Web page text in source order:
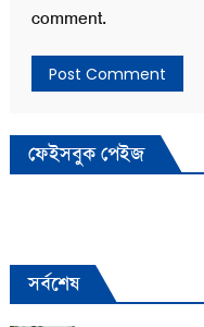
comment.
ফেইসবুক পেইজ
সর্বশেষ